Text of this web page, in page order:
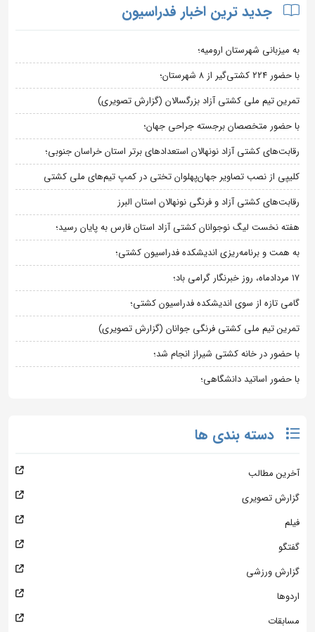
جدید ترین اخبار فدراسیون
به میزبانی شهرستان ارومیه؛
با حضور ۲۲۴ کشتی‌گیر از ۸ شهرستان؛
تمرین تیم ملی کشتی آزاد بزرگسالان (گزارش تصویری)
با حضور متخصصان برجسته جراحی جهان؛
رقابت‌های کشتی آزاد نونهالان استعدادهای برتر استان خراسان جنوبی؛
کلیپی از نصب تصاویر جهان‌پهلوان تختی در کمپ تیم‌های ملی کشتی
رقابت‌های کشتی آزاد و فرنگی نونهالان استان البرز
هفته نخست لیگ نوجوانان کشتی آزاد استان فارس به پایان رسید؛
به همت و برنامه‌ریزی اندیشکده فدراسیون کشتی؛
۱۷ مردادماه، روز خبرنگار گرامی باد؛
گامی تازه از سوی اندیشکده فدراسیون کشتی؛
تمرین تیم ملی کشتی فرنگی جوانان (گزارش تصویری)
با حضور در خانه کشتی شیراز انجام شد؛
با حضور اساتید دانشگاهی؛
دسته بندی ها
آخرین مطالب
گزارش تصویری
فیلم
گفتگو
گزارش ورزشی
اردوها
مسابقات